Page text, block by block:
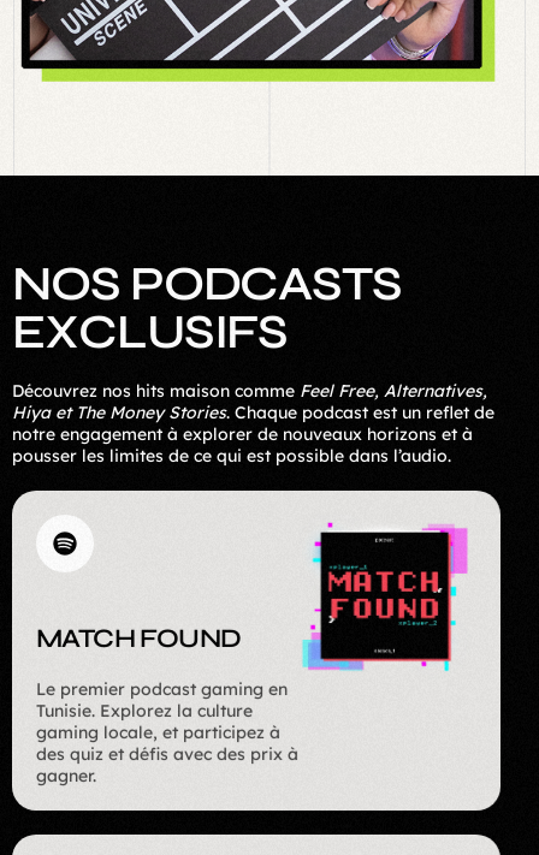
NOS PODCASTS
EXCLUSIFS
Découvrez nos hits maison comme Feel Free, Alternatives,
Hiya et The Money Stories. Chaque podcast est un reflet de
notre engagement à explorer de nouveaux horizons et à
pousser les limites de ce qui est possible dans l’audio.
MATCH FOUND
Le premier podcast gaming en
Tunisie. Explorez la culture
gaming locale, et participez à
des quiz et défis avec des prix à
gagner.